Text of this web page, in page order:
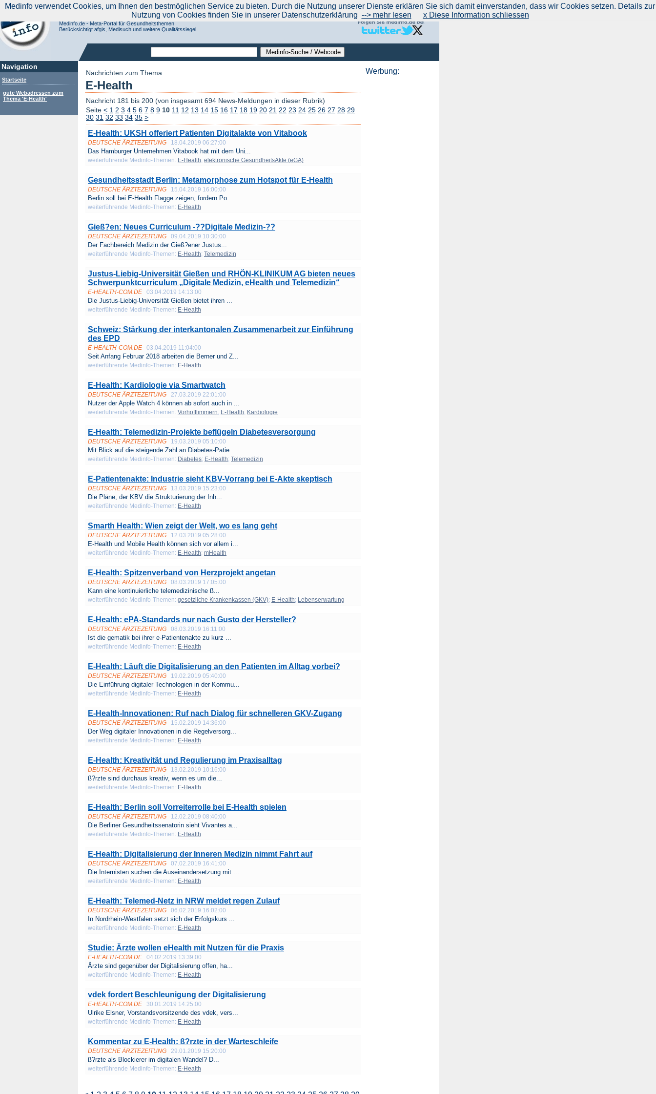
Navigation
Startseite
gute Webadressen zum
Thema 'E-Health'
Aktuelle Nachrichten|Nachrichtentrend | werben auf Medinfo|Anbieter hinzufügen (Gratis!)|über Medinfo|Feedback
Suchen Sie noch oder Finden Sie schon?
Medinfo.de - Meta-Portal für Gesundheitsthemen
Berücksichtigt afgis, Medisuch und weitere Qualitätssiegel
Nachrichten zum Thema
E-Health
Nachricht 181 bis 200 (von insgesamt 694 News-Meldungen in dieser Rubrik)
Seite < 1 2 3 4 5 6 7 8 9 10 11 12 13 14 15 16 17 18 19 20 21 22 23 24 25 26 27 28 29
30 31 32 33 34 35 >
E-Health: UKSH offeriert Patienten Digitalakte von Vitabook
DEUTSCHE ÄRZTEZEITUNG 18.04.2019 06:27:00
Das Hamburger Unternehmen Vitabook hat mit dem Uni...
weiterführende Medinfo-Themen: E-Health; elektronische GesundheitsAkte (eGA)
Gesundheitsstadt Berlin: Metamorphose zum Hotspot für E-Health
DEUTSCHE ÄRZTEZEITUNG 15.04.2019 16:00:00
Berlin soll bei E-Health Flagge zeigen, fordern Po...
weiterführende Medinfo-Themen: E-Health
Gieß?en: Neues Curriculum -??Digitale Medizin-??
DEUTSCHE ÄRZTEZEITUNG 09.04.2019 10:30:00
Der Fachbereich Medizin der Gieß?ener Justus...
weiterführende Medinfo-Themen: E-Health; Telemedizin
Justus-Liebig-Universität Gießen und RHÖN-KLINIKUM AG bieten neues
Schwerpunktcurriculum „Digitale Medizin, eHealth und Telemedizin“
E-HEALTH-COM.DE 03.04.2019 14:13:00
Die Justus-Liebig-Universität Gießen bietet ihren ...
weiterführende Medinfo-Themen: E-Health
Schweiz: Stärkung der interkantonalen Zusammenarbeit zur Einführung
des EPD
E-HEALTH-COM.DE 03.04.2019 11:04:00
Seit Anfang Februar 2018 arbeiten die Berner und Z...
weiterführende Medinfo-Themen: E-Health
E-Health: Kardiologie via Smartwatch
DEUTSCHE ÄRZTEZEITUNG 27.03.2019 22:01:00
Nutzer der Apple Watch 4 können ab sofort auch in ...
weiterführende Medinfo-Themen: Vorhofflimmern; E-Health; Kardiologie
E-Health: Telemedizin-Projekte beflügeln Diabetesversorgung
DEUTSCHE ÄRZTEZEITUNG 19.03.2019 05:10:00
Mit Blick auf die steigende Zahl an Diabetes-Patie...
weiterführende Medinfo-Themen: Diabetes; E-Health; Telemedizin
E-Patientenakte: Industrie sieht KBV-Vorrang bei E-Akte skeptisch
DEUTSCHE ÄRZTEZEITUNG 13.03.2019 15:23:00
Die Pläne, der KBV die Strukturierung der Inh...
weiterführende Medinfo-Themen: E-Health
Smarth Health: Wien zeigt der Welt, wo es lang geht
DEUTSCHE ÄRZTEZEITUNG 12.03.2019 05:28:00
E-Health und Mobile Health können sich vor allem i...
weiterführende Medinfo-Themen: E-Health; mHealth
E-Health: Spitzenverband von Herzprojekt angetan
DEUTSCHE ÄRZTEZEITUNG 08.03.2019 17:05:00
Kann eine kontinuierliche telemedizinische ß...
weiterführende Medinfo-Themen: gesetzliche Krankenkassen (GKV); E-Health; Lebenserwartung
E-Health: ePA-Standards nur nach Gusto der Hersteller?
DEUTSCHE ÄRZTEZEITUNG 08.03.2019 16:11:00
Ist die gematik bei ihrer e-Patientenakte zu kurz ...
weiterführende Medinfo-Themen: E-Health
E-Health: Läuft die Digitalisierung an den Patienten im Alltag vorbei?
DEUTSCHE ÄRZTEZEITUNG 19.02.2019 05:40:00
Die Einführung digitaler Technologien in der Kommu...
weiterführende Medinfo-Themen: E-Health
E-Health-Innovationen: Ruf nach Dialog für schnelleren GKV-Zugang
DEUTSCHE ÄRZTEZEITUNG 15.02.2019 14:36:00
Der Weg digitaler Innovationen in die Regelversorg...
weiterführende Medinfo-Themen: E-Health
E-Health: Kreativität und Regulierung im Praxisalltag
DEUTSCHE ÄRZTEZEITUNG 13.02.2019 10:16:00
ß?rzte sind durchaus kreativ, wenn es um die...
weiterführende Medinfo-Themen: E-Health
E-Health: Berlin soll Vorreiterrolle bei E-Health spielen
DEUTSCHE ÄRZTEZEITUNG 12.02.2019 08:40:00
Die Berliner Gesundheitssenatorin sieht Vivantes a...
weiterführende Medinfo-Themen: E-Health
E-Health: Digitalisierung der Inneren Medizin nimmt Fahrt auf
DEUTSCHE ÄRZTEZEITUNG 07.02.2019 16:41:00
Die Internisten suchen die Auseinandersetzung mit ...
weiterführende Medinfo-Themen: E-Health
E-Health: Telemed-Netz in NRW meldet regen Zulauf
DEUTSCHE ÄRZTEZEITUNG 06.02.2019 16:02:00
In Nordrhein-Westfalen setzt sich der Erfolgskurs ...
weiterführende Medinfo-Themen: E-Health
Studie: Ärzte wollen eHealth mit Nutzen für die Praxis
E-HEALTH-COM.DE 04.02.2019 13:39:00
Ärzte sind gegenüber der Digitalisierung offen, ha...
weiterführende Medinfo-Themen: E-Health
vdek fordert Beschleunigung der Digitalisierung
E-HEALTH-COM.DE 30.01.2019 14:25:00
Ulrike Elsner, Vorstandsvorsitzende des vdek, vers...
weiterführende Medinfo-Themen: E-Health
Kommentar zu E-Health: ß?rzte in der Warteschleife
DEUTSCHE ÄRZTEZEITUNG 29.01.2019 15:20:00
ß?rzte als Blockierer im digitalen Wandel? D...
weiterführende Medinfo-Themen: E-Health
Werbung:
Medinfo verwendet Cookies, um Ihnen den bestmöglichen Service zu bieten. Durch die Nutzung unserer Dienste erklären Sie sich damit einverstanden, dass wir Cookies setzen. Details zur
Nutzung von Cookies finden Sie in unserer Datenschutzerklärung --> mehr lesen x Diese Information schliessen